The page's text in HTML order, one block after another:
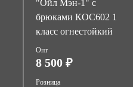
"Ойл Мэн-1" с
брюками КОС602 1
класс огнестойкий
Опт
8 500 ₽
Розница